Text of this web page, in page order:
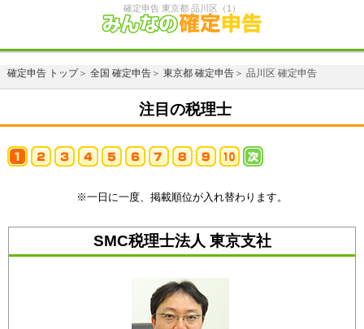
確定申告 東京都 品川区（1）
確定申告 トップ＞ 全国 確定申告＞ 東京都 確定申告＞ 品川区 確定申告
注目の税理士
※一日に一度、掲載順位が入れ替わります。
SMC税理士法人 東京支社